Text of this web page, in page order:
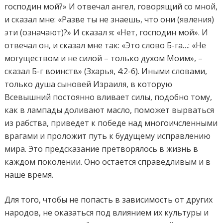
господин мой?» И отвечал ангел, говорящий со мной,
и сказал мне: «Разве ты не знаешь, что они (явления)
эти (означают)?» И сказал я: «Нет, господин мой». И
отвечал он, и сказал мне так: «Это слово Б-га…: «Не
могуществом и не силой – только духом Моим», –
сказал Б-г воинств» (Зхарья, 4:2-6). Иными словами,
только душа сыновей Израиля, в которую
Всевышний постоянно вливает силы, подобно тому,
как в лампады доливают масло, поможет вырваться
из рабства, приведет к победе над многоичсленными
врагами и проложит путь к будущему исправлению
мира. Это предсказание претворялось в жизнь в
каждом поколении. Оно остается справедливым и в
наше время.
Для того, чтобы не попасть в зависимость от других
народов, не оказаться под влиянием их культуры и